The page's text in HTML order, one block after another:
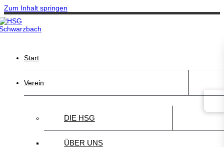
Zum Inhalt springen
Start
Verein
DIE HSG
ÜBER UNS